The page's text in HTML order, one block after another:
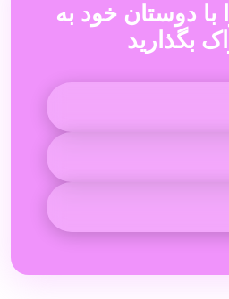
با دوستان خود به
بگذارید